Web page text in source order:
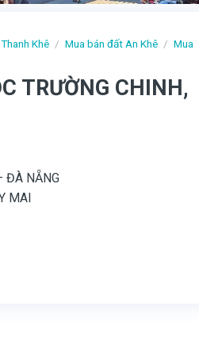
Khê / Mua bán đất An Khê / Mua
TRƯỜNG CHINH,
ĐÀ NẴNG
MAI